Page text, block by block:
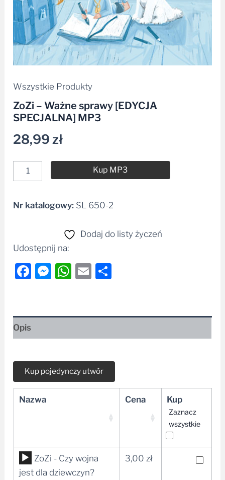
Wszystkie Produkty
ZoZi – Ważne sprawy [EDYCJA
SPECJALNA] MP3
28,99zł
Kup MP3
Alternative:
Nr katalogowy: SL 650-2
Dodaj do listy życzeń
Udostępnij na:
Facebook
Messenger
WhatsApp
Email
Opis
Nazwa Cena Kup
Zaznacz
wszystkie
Odtwarzacz
plików
ZoZi - Czy wojna
jest dla dziewczyn?
3,00 zł